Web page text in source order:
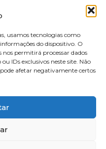
usamos tecnologias como
do dispositivo. O
nos permitirá processar dados
IDs exclusivos neste site. Não
afetar negativamente certos